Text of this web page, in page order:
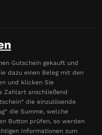
Gutschein gekauft und
dazu einen Beleg mit den
und klicken Sie
Zahlart anschließend
die einzulösende
die Summe, welche
Button prüfen, so werden
Informationen zum